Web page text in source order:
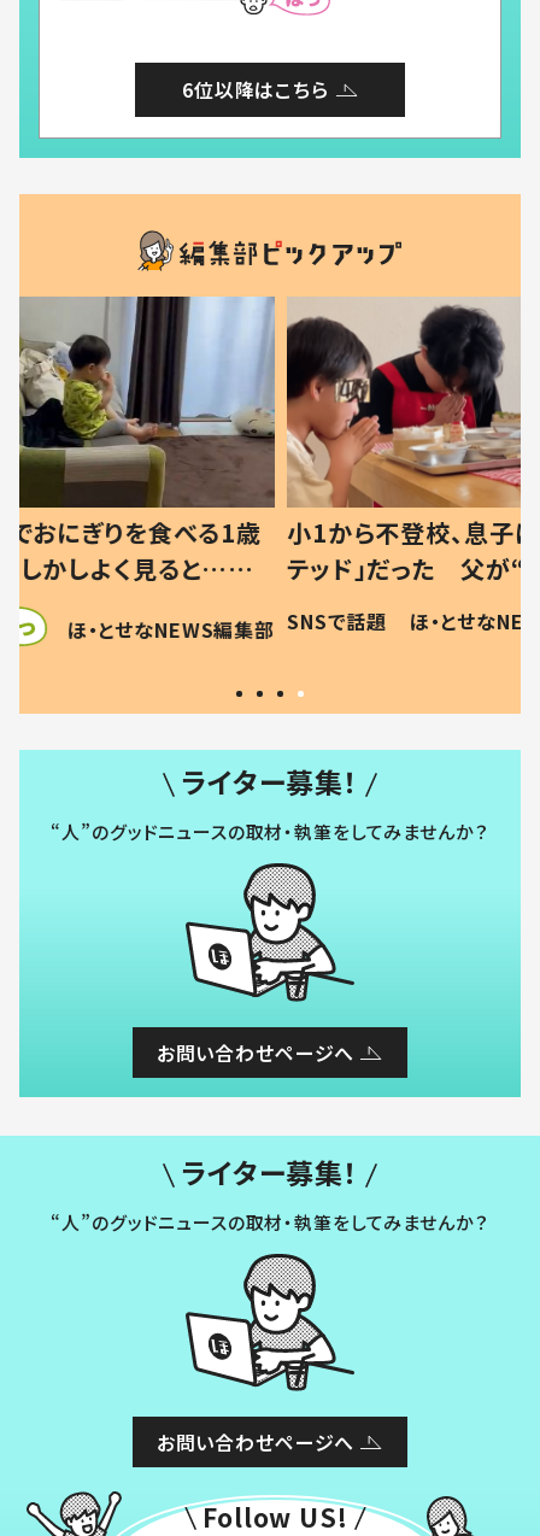
6位以降はこちら
る1歳
…母
投稿
行編集部
小1から不登校、息子は「ギフ
テッド」だった 父が“ウチ給
食”を作り続ける理由とは #令
和の親 #令和の子
SNSで話題 ほ・とせなNEWS編集部
ひ孫に
が、抱
に「涙
方ない」
ライター募集！
“人”のグッドニュースの取材・執筆をしてみませんか？
お問い合わせページへ
ライター募集！
“人”のグッドニュースの取材・執筆をしてみませんか？
お問い合わせページへ
Follow US!